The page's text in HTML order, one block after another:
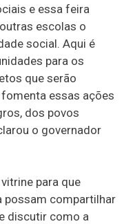
e essa feira
escolas o
social. Aqui é
para os
que serão
essas ações
dos povos
o governador
para que
possam compartilhar
discutir como a